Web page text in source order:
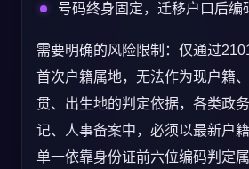
号码终身固定，迁移户口后编
需要明确的风险限制：仅通过
首次户籍属地，无法作为现户籍
贯、出生地的判定依据，各类政
记、人事备案中，必须以最新户
单一依靠身份证前六位编码判定属